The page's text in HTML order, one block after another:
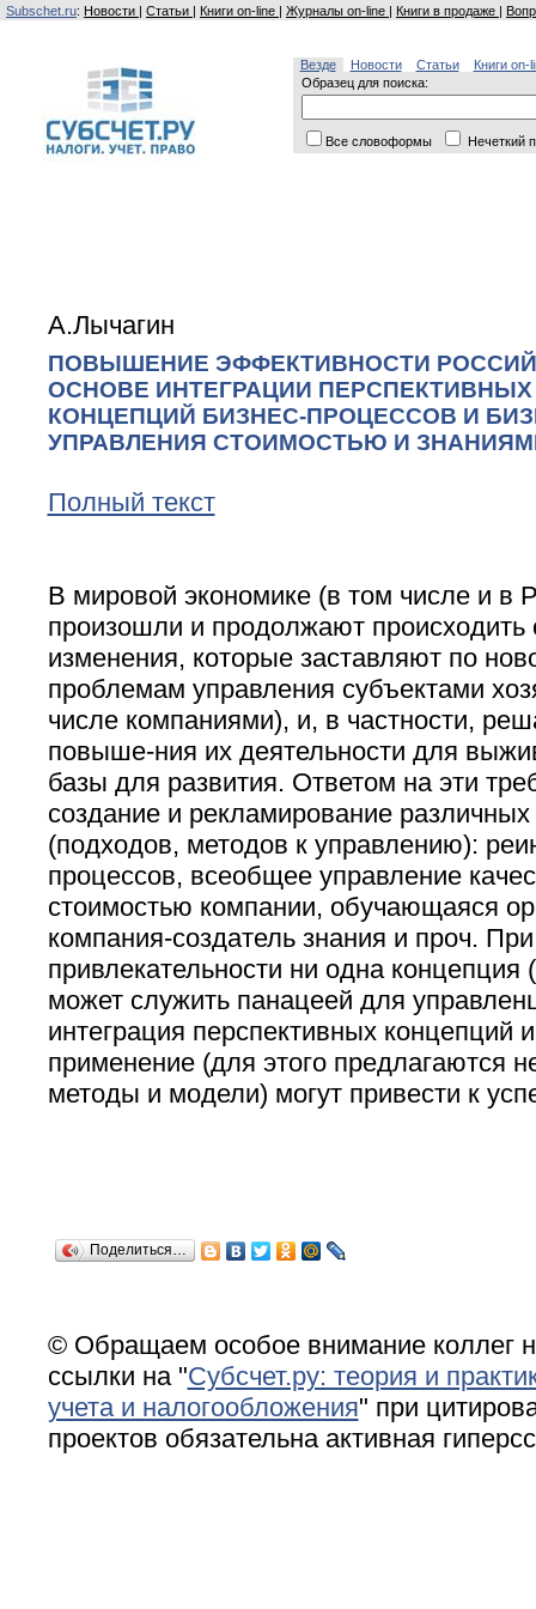
Subschet.ru: Новости | Статьи | Книги on-line | Журналы on-line | Книги в продаже |
Везде Новости Статьи
Книги on-
Образец для поиска:
Все словоформы Нечеткий
А.Лычагин
ПОВЫШЕНИЕ ЭФФЕКТИВНОСТИ
ОСНОВЕ ИНТЕГРАЦИИ
КОНЦЕПЦИЙ БИЗНЕС-ПРОЦЕССОВ И
УПРАВЛЕНИЯ СТОИМОСТЬЮ И
Полный текст
В мировой экономике (в том числе и в
произошли и продолжают происходить
изменения, которые заставляют по
проблемам управления субъектами
числе компаниями), и, в частности,
повыше-ния их деятельности для
базы для развития. Ответом на эти
создание и рекламирование
(подходов, методов к управлению):
процессов, всеобщее управление
стоимостью компании, обучающаяся
компания-создатель знания и проч.
привлекательности ни одна концепция
может служить панацеей для
интеграция перспективных концепций
применение (для этого предлагаются
методы и модели) могут привести к
Поделиться…
© Обращаем особое внимание коллег
ссылки на "Субсчет.ру: теория и
учета и налогообложения" при
проектов обязательна активная